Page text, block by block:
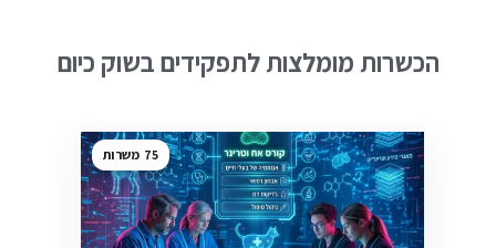
הכשרות מומלצות לתפקידים בשוק כיום
75